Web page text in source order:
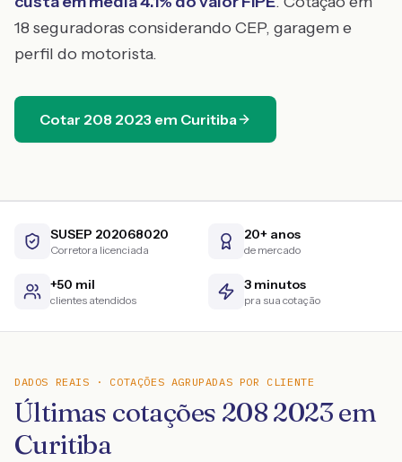
18 seguradoras considerando CEP, garagem e
perfil do motorista.
Cotar 208 2023 em Curitiba
SUSEP 202068020
Corretora licenciada
20+ anos
de mercado
+50 mil
clientes atendidos
3 minutos
pra sua cotação
DADOS REAIS · COTAÇÕES AGRUPADAS POR CLIENTE
Últimas cotações 208 2023 em
Curitiba